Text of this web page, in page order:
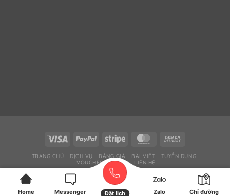
TRANG CHỦ DỊCH VỤ BẢNG GIÁ BÀI VIẾT
TUYỂN DỤNG
VOUCHER DỊCH VỤ
LIÊN HỆ
Copyright 2026 © ZOZO Spa - Tiệm Gội đầu dưỡng sinh - Massage Khỏe
Tân Bình
Home Messenger Đặt lịch Zalo Chỉ đường